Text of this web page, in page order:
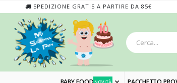
SPEDIZIONE GRATIS A PARTIRE DA 85€